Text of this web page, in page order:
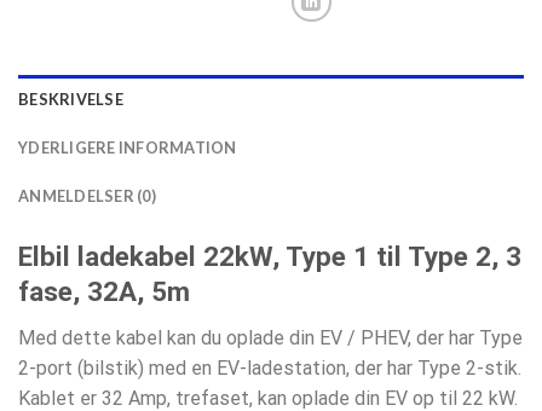
BESKRIVELSE
YDERLIGERE INFORMATION
ANMELDELSER (0)
Elbil ladekabel 22kW, Type 1 til Type 2, 3
fase, 32A, 5m
Med dette kabel kan du oplade din EV / PHEV, der har Type
2-port (bilstik) med en EV-ladestation, der har Type 2-stik.
Kablet er 32 Amp, trefaset, kan oplade din EV op til 22 kW.